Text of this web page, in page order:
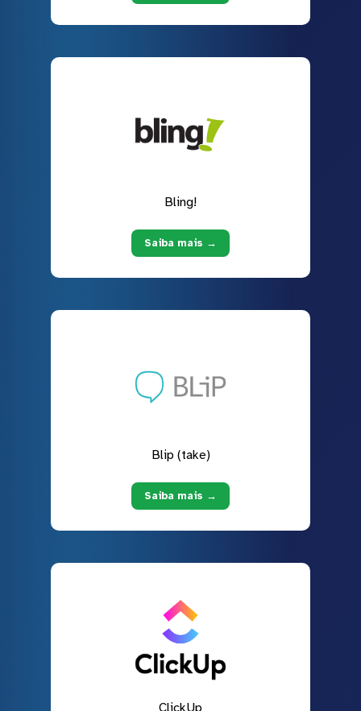
Bling!
Saiba mais →
Blip (take)
Saiba mais →